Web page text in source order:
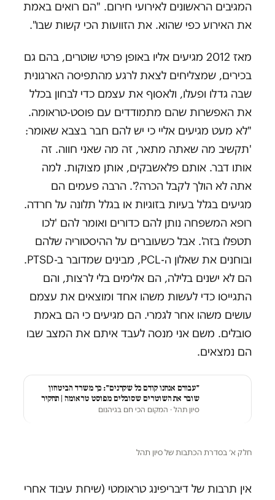
המגיבים הראשונים לאירועי חירום. "הם רואים באמת
את האירוע כפי שהוא. את הזוועות הכי קשות שבו".
מאז 2012 מגיעים אליו באופן פרטי שוטרים, בהם גם
בכירים, שמצליחים לצאת לרגע מהתפיסה הארגונית
שבה גדלו ופעלו, ולאסוף את עצמם כדי לבחון בכלל
את האפשרות שהם מתמודדים עם פוסט-טראומה.
"לא מעט מגיעים אליי כי יש להם חבר בצבא שאומר:
'תקשיב מה שאתה מתאר, זה מה שאני חווה. זה
אותו דבר. אותם פלאשבקים, אותן מצוקות. למה
אתה לא הולך לקבל הכרה?'. הרבה פעמים הם
מגיעים בגלל בעיות בזוגיות או בגלל תלונה על חרדה.
רופא המשפחה נותן להם כדורים ואומר להם 'לכו
תטפלו בזה'. אבל כשעוברים על ההיסטוריה שלהם
ובוחנים את שאלון ה-PCL, מבינים שמדובר ב-PTSD.
הם לא ישנים בלילה, הם אלימים בלי לרצות, והם
התגייסו כדי לעשות משהו אחד ומוצאים את עצמם
עושים משהו אחר לגמרי. הם מגיעים כי הם באמת
סובלים. משם אני מנסה לעבד איתם את המצב שבו
הם נמצאים.
"עבורם אנחנו קודם כל שקרנים": כך משרד הביטחון
שובר את השוטרים שסובלים מפוסט טראומה | תחקיר
סיון תהל · המקום הכי חם בגיהנום
חלק א׳ בסדרת הכתבות של סיון תהל
אין תרבות של דיבריפינג טראומטי (שיחת עיבוד אחרי